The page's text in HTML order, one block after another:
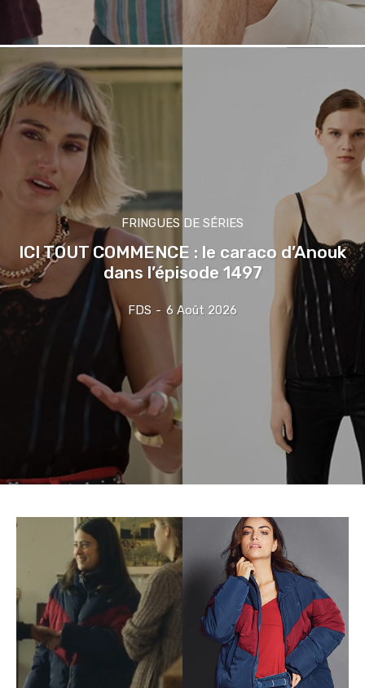
FRINGUES DE SÉRIES
ICI TOUT COMMENCE : le caraco d’Anouk
dans l’épisode 1497
FDS - 6 Août 2026